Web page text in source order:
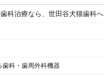
科治療なら、世田谷犬猫歯科へ
科・歯周外科機器